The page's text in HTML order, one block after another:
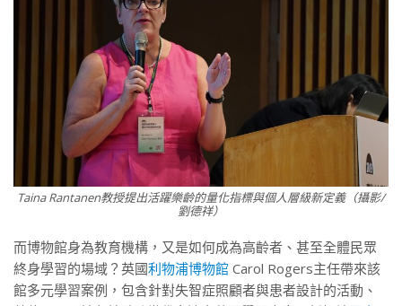
Taina Rantanen教授提出活躍樂齡的量化指標與個人層級新定義（攝影/
劉德祥）
而博物館身為教育機構，又是如何成為高齡者、甚至全體民眾
終身學習的場域？英國利物浦博物館 Carol Rogers主任帶來該
館多元學習案例，包含針對失智症照顧者與患者設計的活動、